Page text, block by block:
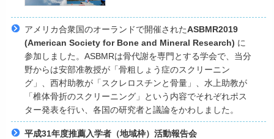
アメリカ合衆国のオーランドで開催されたASBMR2019
(American Society for Bone and Mineral Research) に
参加しました。ASBMRは骨代謝を専門とする学会で、当分
野からは安部准教授が「骨粗しょう症のスクリーニン
グ」、西村助教が「スクレロスチンと骨量」、水上助教が
「椎体骨折のスクリーニング」という内容でそれぞれポス
ター発表を行い、各国の研究者と議論をかわしました。
平成31年度推薦入学者（地域枠）活動報告会